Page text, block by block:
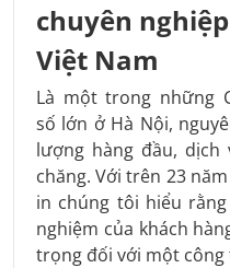
chuyên
Việt Nam
Là một trong những
số lớn ở Hà Nội,
lượng hàng đầu,
chăng. Với trên 23
in chúng tôi hiểu
nghiệm của khách
trọng đối với một công